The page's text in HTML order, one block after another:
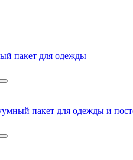
пакет для одежды
пакет для одежды и